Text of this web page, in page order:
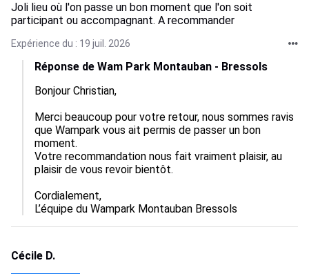
Joli lieu où l'on passe un bon moment que l'on soit
participant ou accompagnant. A recommander
Expérience du : 19 juil. 2026
Réponse de Wam Park Montauban - Bressols
Bonjour Christian,
Merci beaucoup pour votre retour, nous sommes ravis
que Wampark vous ait permis de passer un bon
moment.
Votre recommandation nous fait vraiment plaisir, au
plaisir de vous revoir bientôt.
Cordialement,
L’équipe du Wampark Montauban Bressols
Cécile D.